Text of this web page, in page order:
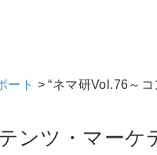
ート >“ネマ研Vol.76～
ンツ・マーケ